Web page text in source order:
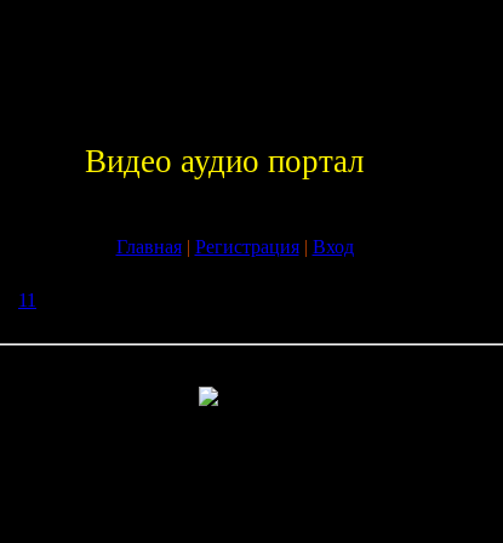
Видео аудио портал
Главная| Регистрация| Вход
11